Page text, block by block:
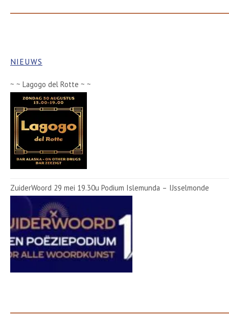
NIEUWS
~ ~ Lagogo del Rotte ~ ~
ZuiderWoord 29 mei 19.30u Podium Islemunda – IJsselmonde